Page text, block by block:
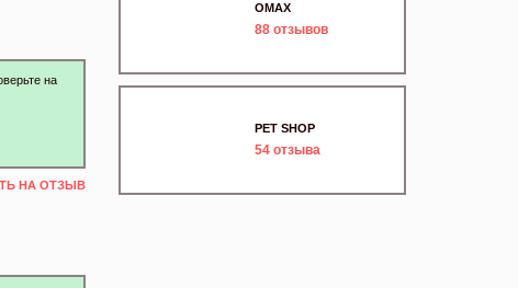
на
НА ОТЗЫВ
OMAX
88 отзывов
PET SHOP
54 отзыва